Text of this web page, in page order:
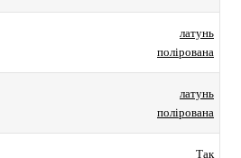
латунь
полірована
латунь
полірована
Так